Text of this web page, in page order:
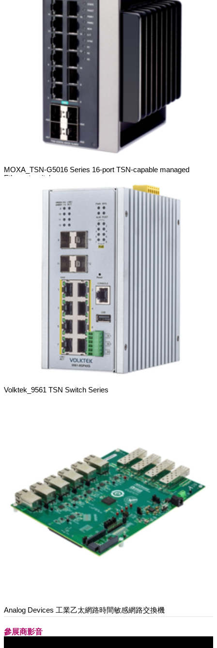
MOXA_TSN-G5016 Series 16-port TSN-capable managed
Ethernet switches
Volktek_9561 TSN Switch Series
Analog Devices 工業乙太網路時間敏感網路交換機
參展商影音